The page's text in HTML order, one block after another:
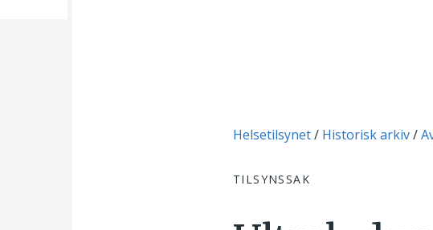
Du er her:
Helsetilsynet Historisk arkiv
TILSYNSSAK